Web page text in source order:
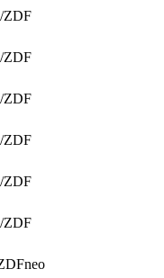
/ZDF
/ZDF
/ZDF
/ZDF
/ZDF
/ZDF